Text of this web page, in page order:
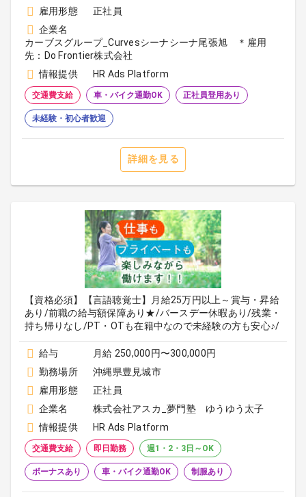
雇用形態
正社員
企業名
カーブスグループ_Curvesシーナシーナ尾張旭 ＊雇用
先：Do Frontier株式会社
情報提供
HR Ads Platform
交通費支給 車・バイク通勤OK 正社員登用あり
未経験・初心者歓迎
詳細を見る
【資格必須】【言語聴覚士】月給25万円以上～賞与・昇給
あり/前職の給与額保障あり★/バースデー休暇あり/残業・
持ち帰りなし/PT・OTも在籍中なので未経験の方も安心♪/
給与
月給 250,000円〜300,000円
勤務場所
沖縄県豊見城市
雇用形態
正社員
企業名
株式会社アスカ_夢門塾 ゆうゆう太子
情報提供
HR Ads Platform
交通費支給 即日勤務 週1・2・3日～OK
ボーナスあり 車・バイク通勤OK 制服あり